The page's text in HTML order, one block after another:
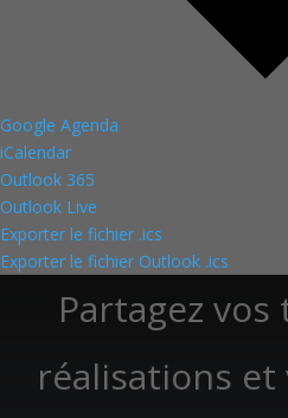
Google Agenda
iCalendar
Outlook 365
Outlook Live
Exporter le fichier .ics
Exporter le fichier Outlook .ics
Partagez
réalisations